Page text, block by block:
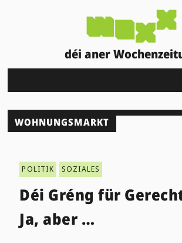
déi aner
WOHNUNGSMARKT
POLITIK SOZIALES
Déi Gréng für
Ja, aber …